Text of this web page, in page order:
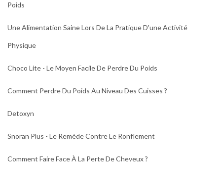
Poids
Une Alimentation Saine Lors De La Pratique D'une Activité
Physique
Choco Lite - Le Moyen Facile De Perdre Du Poids
Comment Perdre Du Poids Au Niveau Des Cuisses ?
Detoxyn
Snoran Plus - Le Remède Contre Le Ronflement
Comment Faire Face À La Perte De Cheveux ?